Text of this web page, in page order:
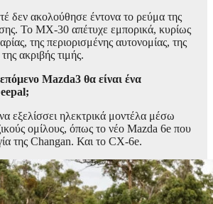
δεν ακολούθησε έντονα το ρεύμα της
Το MX-30 απέτυχε εμπορικά, κυρίως
της περιορισμένης αυτονομίας, της
ακριβής τιμής.
Mazda3 θα είναι ένα
εξελίσσει ηλεκτρικά μοντέλα μέσω
ομίλους, όπως το νέο Mazda 6e που
της Changan. Και το CX-6e.